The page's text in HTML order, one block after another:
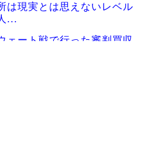
は現実とは思えないレベル
...
ェート戦で行った審判買収